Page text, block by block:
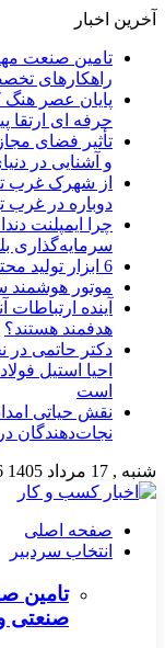
آخرین اخبار
تامین صنعت
راهکارهای
پایان عصر هنگ
حرفه ای ارتقا
تأثیر فضای
و آشنایی در
از شهرک غرب
دوباره در غرب
چرا ایمپلنت
سرمایه‌گذاری
6 ابزار تولید محتوا در سنجور که هر نویسنده به آن‌ها نیاز دارد
موتور هوشمند
آینده
هدفمند هستند؟
دکتر حاتمی
احیا استیل
است
نقش حیاتی
نجات‌دهندگان
شنبه , 17 مرداد 1405
صفحه اصلی
انتخاب سردبیر
تامین
صنعتی